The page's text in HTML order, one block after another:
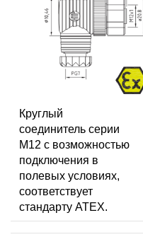
Круглый
соединитель серии
M12 с возможностью
подключения в
полевых условиях,
соответствует
стандарту ATEX.